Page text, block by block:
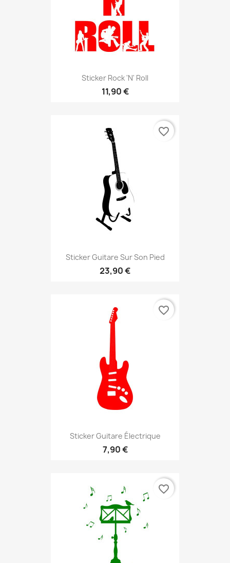
Sticker Rock 'n' Roll
11,90 €
Sticker Guitare Sur Son Pied
23,90 €
favorite_border
Sticker Guitare Électrique
7,90 €
favorite_border
favorite_border